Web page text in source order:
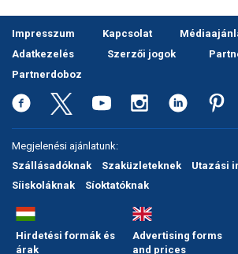
Impresszum Kapcsolat
Adatkezelés
Szerzői jogok
Partnerdoboz
Megjelenési ajánlatunk:
Szállásadóknak
Szaküzleteknek
Utazási
Síiskoláknak
Síoktatóknak
Hirdetési formák és
árak
Advertising forms
and prices